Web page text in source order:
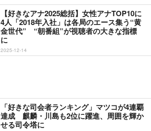
【好きなアナ2025総括】女性アナTOP10に
4人「2018年入社」は各局のエース集う“黄
金世代” “朝番組”が視聴者の大きな指標
に
2025-12-14
「好きな司会者ランキング」マツコが4連覇
達成 麒麟・川島も2位に躍進、周囲を輝か
せる司令塔に